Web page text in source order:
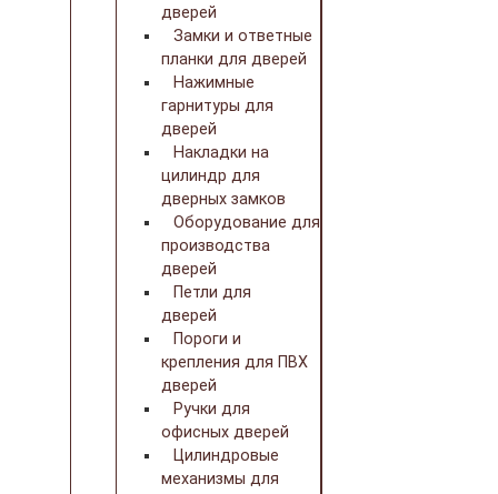
дверей
Замки и ответные
планки для дверей
Нажимные
гарнитуры для
дверей
Накладки на
цилиндр для
дверных замков
Оборудование для
производства
дверей
Петли для
дверей
Пороги и
крепления для ПВХ
дверей
Ручки для
офисных дверей
Цилиндровые
механизмы для